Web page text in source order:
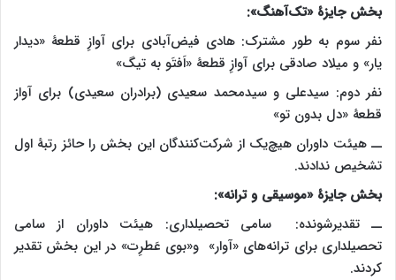
بخش جایزۀ «تک‌آهنگ»:
نفر سوم به طور مشترک: هادی فیض‌آبادی برای آوازِ قطعۀ «دیدار
یار» و میلاد صادقی برای آوازِ قطعۀ «اَفتَو به تیگ»
نفر دوم: سیدعلی و سیدمحمد سعیدی (برادران سعیدی) برای آواز
قطعۀ «دل بدون تو»
ــ هیئت داوران هیچ‌یک از شرکت‌کنندگان این بخش را حائز رتبۀ اول
تشخیص ندادند.
بخش جایزۀ «موسیقی و ترانه»:
ــ تقدیرشونده: سامی تحصیلداری: هیئت داوران از سامی
تحصیلداری برای ترانه‌های «آوار» و«بوی عَطرِت» در این بخش تقدیر
کردند.